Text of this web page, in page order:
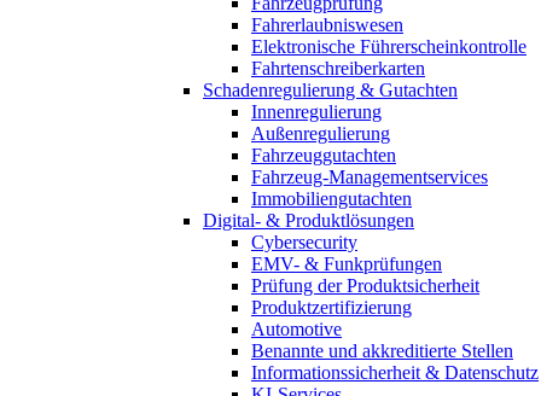
Fahrerlaubniswesen
Elektronische Führerscheinkontrolle
Fahrtenschreiberkarten
Schadenregulierung & Gutachten
Innenregulierung
Außenregulierung
Fahrzeuggutachten
Fahrzeug-Managementservices
Immobiliengutachten
Digital- & Produktlösungen
Cybersecurity
EMV- & Funkprüfungen
Prüfung der Produktsicherheit
Produktzertifizierung
Automotive
Benannte und akkreditierte Stellen
Informationssicherheit & Datenschutz